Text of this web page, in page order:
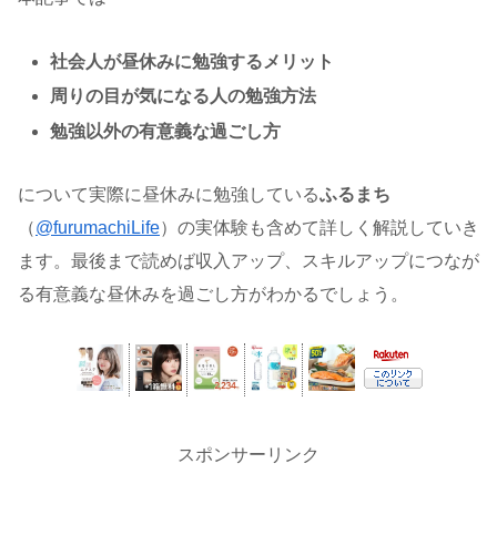
社会人が昼休みに勉強するメリット
周りの目が気になる人の勉強方法
勉強以外の有意義な過ごし方
について実際に昼休みに勉強しているふるまち
（@furumachiLife）の実体験も含めて詳しく解説していき
ます。最後まで読めば収入アップ、スキルアップにつなが
る有意義な昼休みを過ごし方がわかるでしょう。
スポンサーリンク